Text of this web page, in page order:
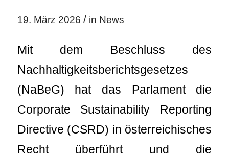
19. März 2026 / in News
Mit dem Beschluss des
Nachhaltigkeitsberichtsgesetzes
(NaBeG) hat das Parlament die
Corporate Sustainability Reporting
Directive (CSRD) in österreichisches
Recht überführt und die